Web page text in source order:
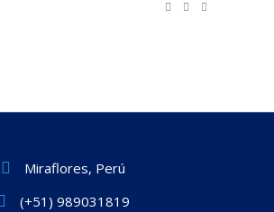
Miraflores, Perú
(+51) 989031819